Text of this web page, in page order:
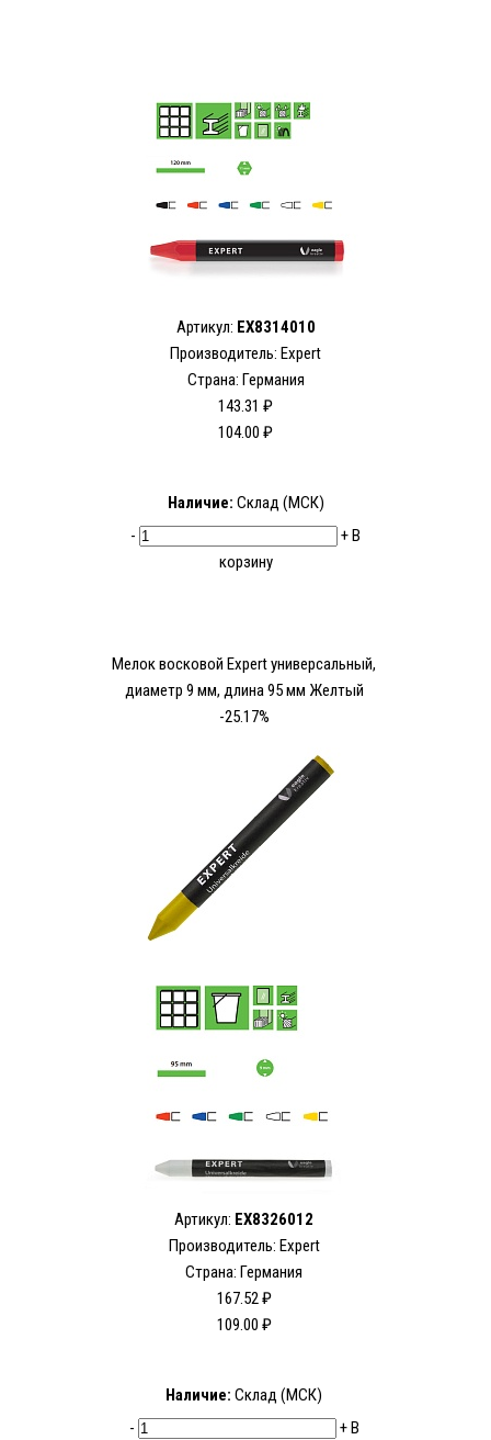
Артикул: EX8314010
Производитель: Expert
Страна: Германия
143.31 ₽
104.00 ₽
Наличие: Склад (МСК)
-
+В
корзину
Мелок восковой Expert универсальный,
диаметр 9 мм, длина 95 мм Желтый
-25.17%
Артикул: EX8326012
Производитель: Expert
Страна: Германия
167.52 ₽
109.00 ₽
Наличие: Склад (МСК)
-
+В